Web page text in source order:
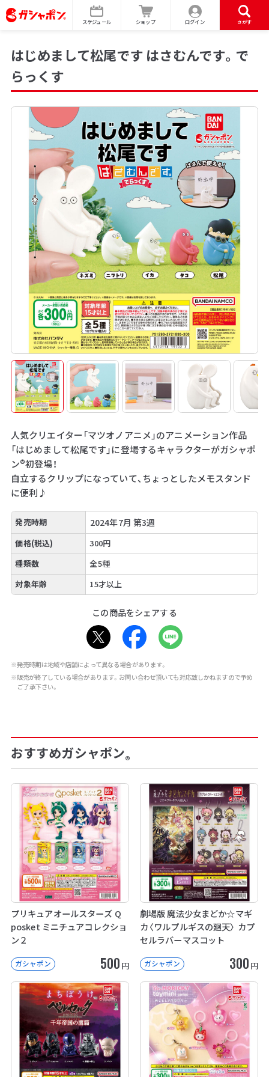
スケジュール ショップ ログイン さがす
はじめまして松尾です はさむんです。で
らっくす
人気クリエイター「マツオノアニメ」のアニメーション作品
「はじめまして松尾です」に登場するキャラクターがガシャポ
ン®初登場！
自立するクリップになっていて、ちょっとしたメモスタンド
に便利♪
発売時期 2024年7月 第3週
価格(税込)
300円
種類数
全5種
対象年齢
15才以上
この商品をシェアする
※発売時期は地域や店舗によって異なる場合があります。
※販売が終了している場合があります。お問い合わせ頂いても対応致しかねますので予め
ご了承下さい。
おすすめガシャポン®
プリキュアオールスターズ Q
posket ミニチュアコレクショ
ン２
ガシャポン 500 円
劇場版 魔法少女まどか☆マギ
カ〈ワルプルギスの廻天〉 カプ
セルラバーマスコット
ガシャポン 300 円